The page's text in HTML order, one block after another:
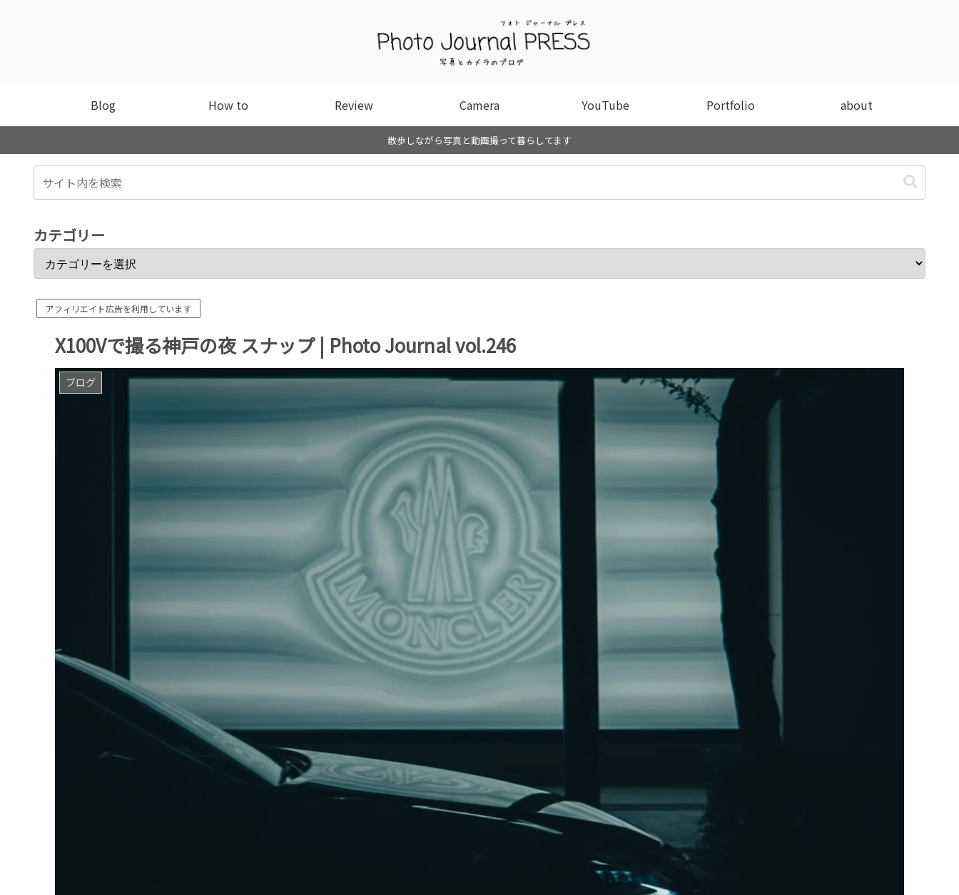
Blog How to Review Camera YouTube Portfolio about
散歩しながら写真と動画撮って暮らしてます
カテゴリー
アフィリエイト広告を利用しています
X100Vで撮る神戸の夜 スナップ | Photo Journal vol.246
ブログ